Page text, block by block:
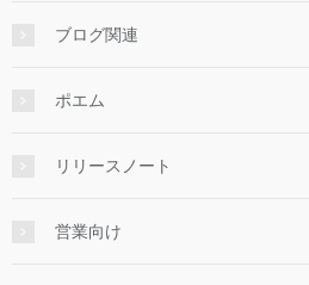
ブログ関連
ポエム
リリースノート
営業向け